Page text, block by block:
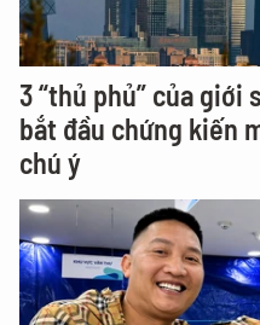
3 “thủ phủ” của giới
bắt đầu chứng kiến
chú ý